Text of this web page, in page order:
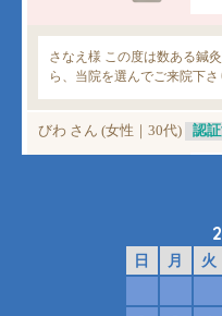
日 月 火